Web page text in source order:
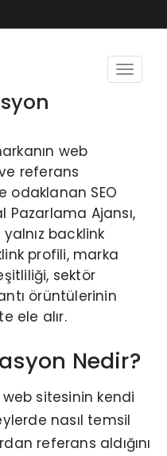
Toggle
web
referans
odaklanan SEO
Pazarlama Ajansı,
yalnız backlink
profili, marka
sektör
örüntülerinin
ele alır.
Nedir?
web sitesinin kendi
nasıl temsil
referans aldığını